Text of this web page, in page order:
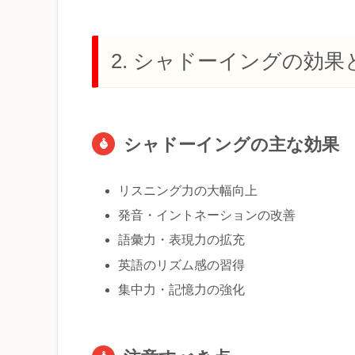
2. シャドーイングの効果
シャドーイングの主な効果
リスニング力の大幅向上
発音・イントネーションの改善
語彙力・表現力の拡充
英語のリズム感の習得
集中力・記憶力の強化